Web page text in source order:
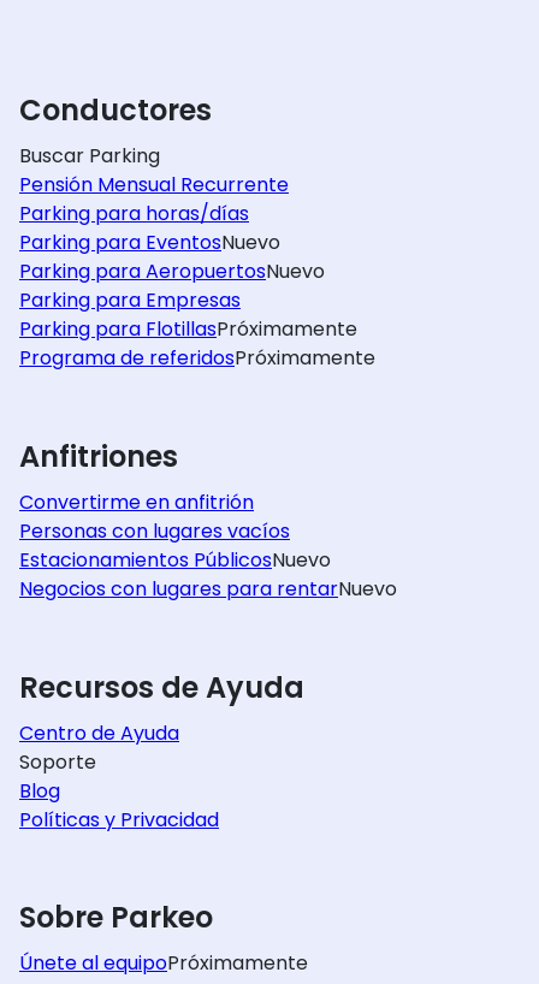
Conductores
Buscar Parking
Pensión Mensual Recurrente
Parking para horas/días
Parking para EventosNuevo
Parking para AeropuertosNuevo
Parking para Empresas
Parking para FlotillasPróximamente
Programa de referidosPróximamente
Anfitriones
Convertirme en anfitrión
Personas con lugares vacíos
Estacionamientos PúblicosNuevo
Negocios con lugares para rentarNuevo
Recursos de Ayuda
Centro de Ayuda
Soporte
Blog
Políticas y Privacidad
Sobre Parkeo
Únete al equipoPróximamente